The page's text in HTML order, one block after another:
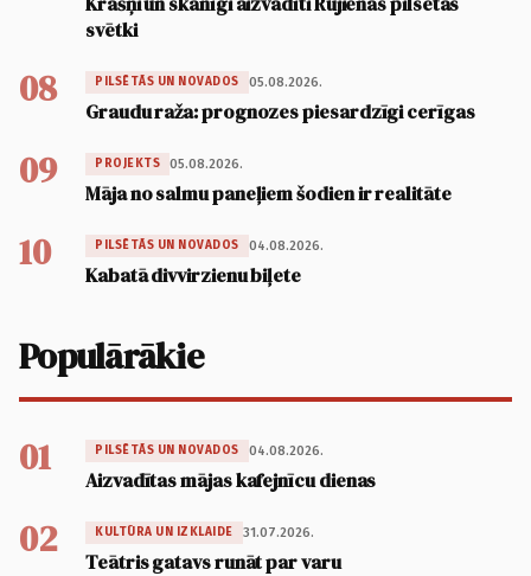
svētki
08 PILSĒTĀS UN NOVADOS 05.08.2026.
Graudu raža: prognozes piesardzīgi cerīgas
09 PROJEKTS 05.08.2026.
Māja no salmu paneļiem šodien ir realitāte
10 PILSĒTĀS UN NOVADOS 04.08.2026.
Kabatā divvirzienu biļete
Populārākie
01 PILSĒTĀS UN NOVADOS 04.08.2026.
Aizvadītas mājas kafejnīcu dienas
02 KULTŪRA UN IZKLAIDE 31.07.2026.
Teātris gatavs runāt par varu